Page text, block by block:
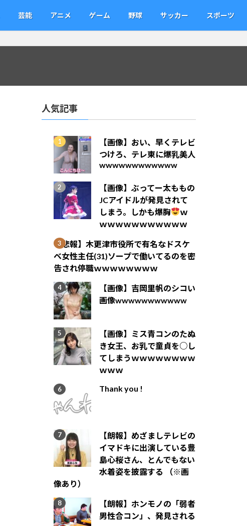
芸能 アニメ ゲーム 野球 サッカー スポーツ
人気記事
【画像】おい、早くテレビ
つけろ、テレ東に爆乳美人
wwwwwwwwwwww
【画像】ぶってー太ももの
JCアイドルが発見されて
しまう。しかも爆胸
ｗ
ｗｗｗｗｗｗｗｗｗｗｗ
【悲報】木更津市役所で有名なドスケ
ベ女性主任(31)ソープで働いてるのを密
告され停職ｗｗｗｗｗｗｗｗ
【画像】吉岡里帆のシコい
画像wwwwwwwwwww
【画像】ミス青コンのたぬ
き女王、お乳で童貞を○し
てしまうｗｗｗｗｗｗｗｗ
ｗｗｗ
Thank you !
【朗報】めざましテレビの
イマドキに出演している豊
島心桜さん、とんでもない
水着姿を披露する （※画
像あり）
【朗報】ホンモノの「弱者
男性合コン」、発見される